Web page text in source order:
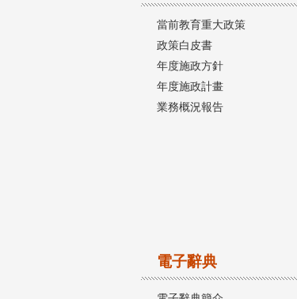
當前教育重大政策
政策白皮書
年度施政方針
年度施政計畫
業務概況報告
電子辭典